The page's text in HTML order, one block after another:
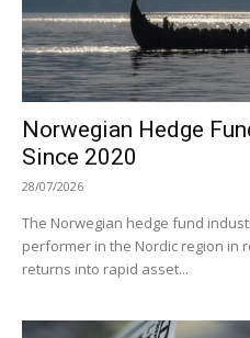
Norwegian Hedge
Since 2020
28/07/2026
The Norwegian hedge fund
performer in the Nordic region in
returns into rapid asset...